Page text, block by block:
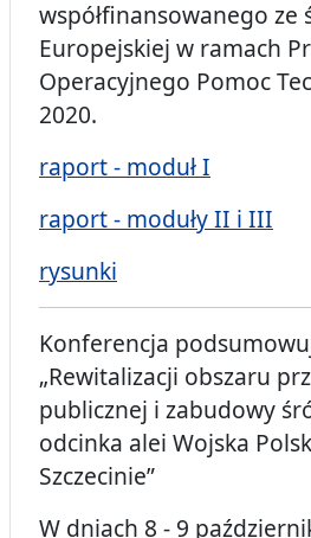
współfinansowanego ze
Europejskiej w ramach
Operacyjnego Pomoc
2020.
raport - moduł I
raport - moduły II i III
rysunki
Konferencja
„Rewitalizacji obszaru
publicznej i zabudowy
odcinka alei Wojska
Szczecinie”
W dniach 8 - 9